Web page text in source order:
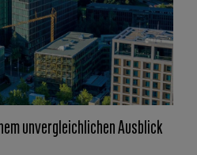
unvergleichlichen Ausblick